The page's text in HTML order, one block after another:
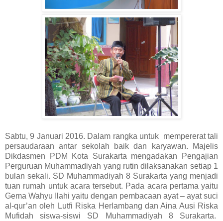
Sabtu, 9 Januari 2016. Dalam rangka untuk mempererat tali
persaudaraan antar sekolah baik dan karyawan. Majelis
Dikdasmen PDM Kota Surakarta mengadakan Pengajian
Perguruan Muhammadiyah yang rutin dilaksanakan setiap 1
bulan sekali. SD Muhammadiyah 8 Surakarta yang menjadi
tuan rumah untuk acara tersebut. Pada acara pertama yaitu
Gema Wahyu Ilahi yaitu dengan pembacaan ayat – ayat suci
al-qur’an oleh Lutfi Riska Herlambang dan Aina Ausi Riska
Mufidah siswa-siswi SD Muhammadiyah 8 Surakarta.